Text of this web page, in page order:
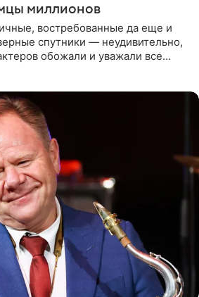
миллионов
востребованные да еще и
спутники — неудивительно,
обожали и уважали все